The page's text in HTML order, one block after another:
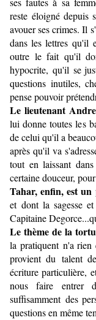
reste éloigné depuis
avouer ses crimes. Il
dans les lettres qu'il
outre le fait qu'il
hypocrite, qu'il se
questions inutiles,
pense pouvoir
Le lieutenant
lui donne toutes les
de celui qu'il a
après qu'il va
tout en laissant
certaine douceur,
Tahar, enfin, est un
et dont la sagesse
Capitaine
Le thème de la
la pratiquent n'a
provient du talent
écriture particulière,
nous faire entrer
suffisamment des
questions en même